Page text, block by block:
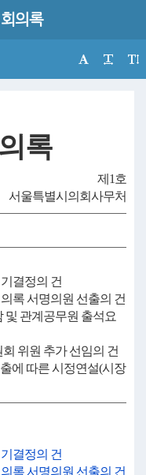
의록
록
제1호
서울특별시의회사무처
결정의 건
록 서명의원 선출의 건
및 관계공무원 출석요
위원 추가 선임의 건
에 따른 시정연설(시장
결정의 건
록 서명의원 선출의 건